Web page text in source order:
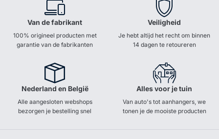
Van de fabrikant
100% origineel producten met
garantie van de fabrikanten
Veiligheid
Je hebt altijd het recht om binnen
14 dagen te retoureren
Nederland en België
Alle aangesloten webshops
bezorgen je bestelling snel
Alles voor je tuin
Van auto's tot aanhangers, we
tonen je de mooiste producten